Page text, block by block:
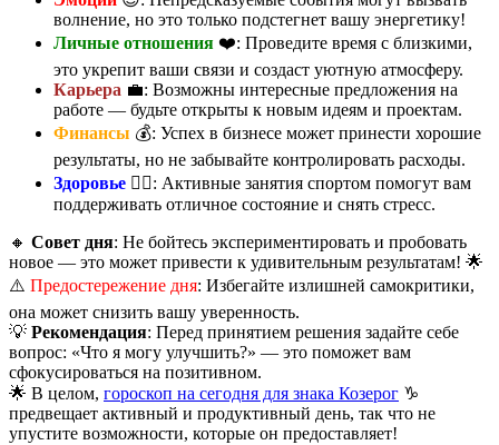
волнение, но это только подстегнет вашу энергетику!
Личные отношения ❤️: Проведите время с близкими,
это укрепит ваши связи и создаст уютную атмосферу.
Карьера 💼: Возможны интересные предложения на
работе — будьте открыты к новым идеям и проектам.
Финансы 💰: Успех в бизнесе может принести хорошие
результаты, но не забывайте контролировать расходы.
Здоровье 🏃‍♂️: Активные занятия спортом помогут вам
поддерживать отличное состояние и снять стресс.
🔸 Совет дня: Не бойтесь экспериментировать и пробовать
новое — это может привести к удивительным результатам! 🌟
⚠️ Предостережение дня: Избегайте излишней самокритики,
она может снизить вашу уверенность.
💡 Рекомендация: Перед принятием решения задайте себе
вопрос: «Что я могу улучшить?» — это поможет вам
сфокусироваться на позитивном.
🌟 В целом, гороскоп на сегодня для знака Козерог ♑
предвещает активный и продуктивный день, так что не
упустите возможности, которые он предоставляет!